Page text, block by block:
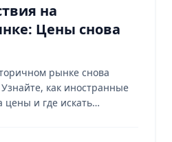
на
Цены снова
рынке снова
как иностранные
и где искать